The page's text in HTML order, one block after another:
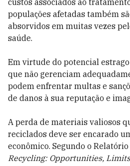
custos associados ao
populações afetadas também
absorvidos em muitas vezes
saúde.
Em virtude do potencial
que não gerenciam
podem enfrentar multas e
de danos à sua reputação e
A perda de materiais valiosos
reciclados deve ser encarado
econômico. Segundo o
Recycling: Opportunities,